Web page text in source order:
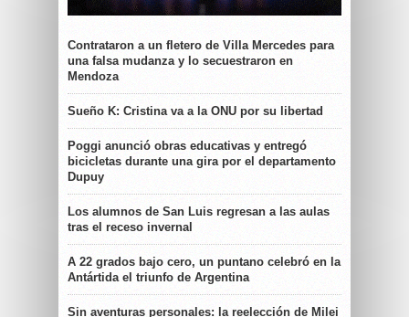
Contrataron a un fletero de Villa Mercedes para
una falsa mudanza y lo secuestraron en
Mendoza
Sueño K: Cristina va a la ONU por su libertad
Poggi anunció obras educativas y entregó
bicicletas durante una gira por el departamento
Dupuy
Los alumnos de San Luis regresan a las aulas
tras el receso invernal
A 22 grados bajo cero, un puntano celebró en la
Antártida el triunfo de Argentina
Sin aventuras personales: la reelección de Milei